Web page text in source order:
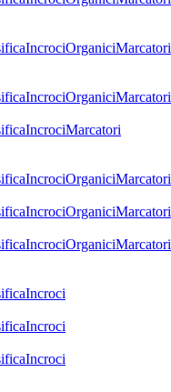
IncrociOrganiciMarcatori
IncrociOrganiciMarcatori
IncrociMarcatori
IncrociOrganiciMarcatori
IncrociOrganiciMarcatori
IncrociOrganiciMarcatori
Incroci
Incroci
Incroci